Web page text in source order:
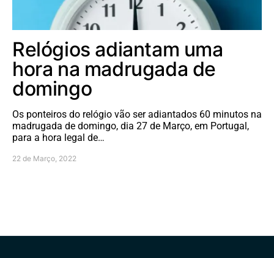
Relógios adiantam uma
hora na madrugada de
domingo
Os ponteiros do relógio vão ser adiantados 60 minutos na
madrugada de domingo, dia 27 de Março, em Portugal,
para a hora legal de…
22 de Março, 2022